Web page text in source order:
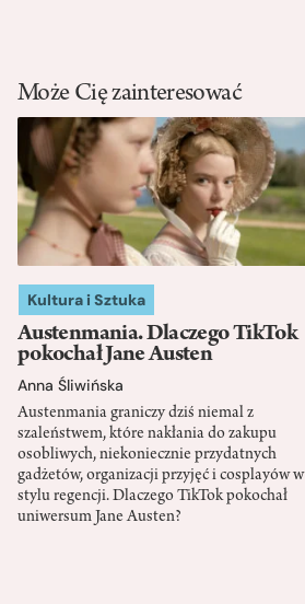
Może Cię zainteresować
Kultura i Sztuka
Austenmania. Dlaczego TikTok
pokochał Jane Austen
Anna Śliwińska
Austenmania graniczy dziś niemal z
szaleństwem, które nakłania do zakupu
osobliwych, niekoniecznie przydatnych
gadżetów, organizacji przyjęć i cosplayów w
stylu regencji. Dlaczego TikTok pokochał
uniwersum Jane Austen?